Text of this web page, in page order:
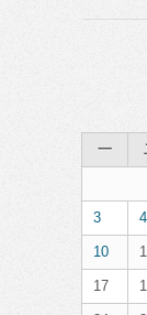
一
3 4
10
17